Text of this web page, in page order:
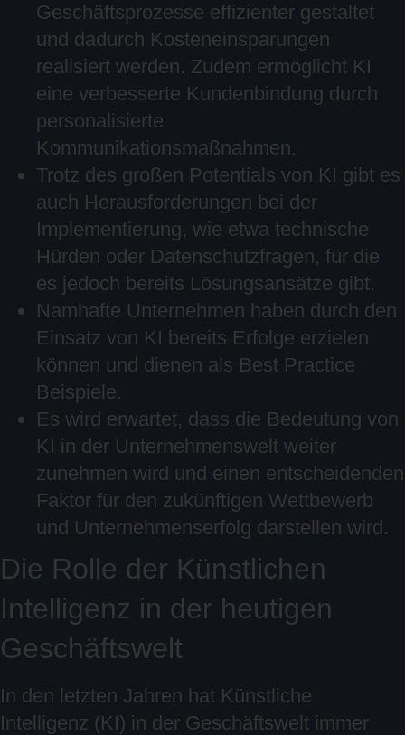
Geschäftsprozesse effizienter gestaltet
und dadurch Kosteneinsparungen
realisiert werden. Zudem ermöglicht KI
eine verbesserte Kundenbindung durch
personalisierte
Kommunikationsmaßnahmen.
Trotz des großen Potentials von KI gibt es
auch Herausforderungen bei der
Implementierung, wie etwa technische
Hürden oder Datenschutzfragen, für die
es jedoch bereits Lösungsansätze gibt.
Namhafte Unternehmen haben durch den
Einsatz von KI bereits Erfolge erzielen
können und dienen als Best Practice
Beispiele.
Es wird erwartet, dass die Bedeutung von
KI in der Unternehmenswelt weiter
zunehmen wird und einen entscheidenden
Faktor für den zukünftigen Wettbewerb
und Unternehmenserfolg darstellen wird.
Die Rolle der Künstlichen
Intelligenz in der heutigen
Geschäftswelt
In den letzten Jahren hat Künstliche
Intelligenz (KI) in der Geschäftswelt immer